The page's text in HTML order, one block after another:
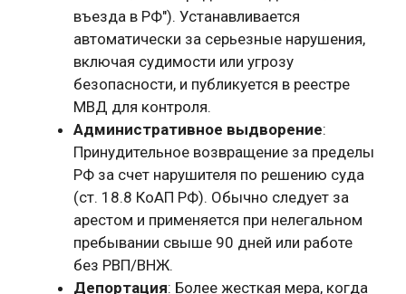
въезда в РФ"). Устанавливается
автоматически за серьезные нарушения,
включая судимости или угрозу
безопасности, и публикуется в реестре
МВД для контроля.
Административное выдворение:
Принудительное возвращение за пределы
РФ за счет нарушителя по решению суда
(ст. 18.8 КоАП РФ). Обычно следует за
арестом и применяется при нелегальном
пребывании свыше 90 дней или работе
без РВП/ВНЖ.
Депортация: Более жесткая мера, когда